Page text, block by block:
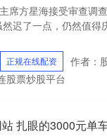
席方星海接受审查调
迟了一点，仍然值
正规在线配资
作者：
股票炒股平台
扎眼的3000元单